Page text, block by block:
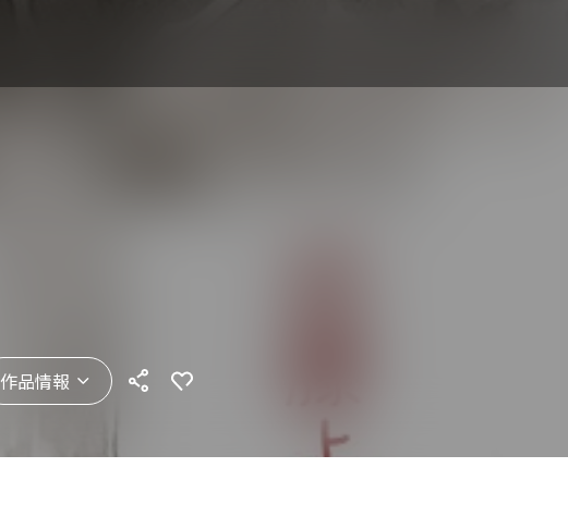
作品情報